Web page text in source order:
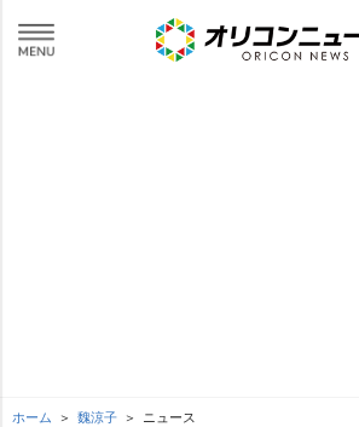
ホーム 魏涼子 ニュース